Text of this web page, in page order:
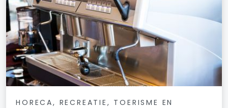
HORECA, RECREATIE, TOERISME EN